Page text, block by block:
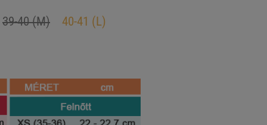
39-40 (M) 40-41 (L)